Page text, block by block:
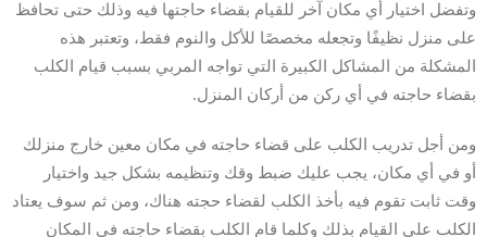
وتفضل اختيار أي مكان آخر للقيام بقضاء حاجتها فيه وذلك حتى تحافظ
على منزل نظيفًا وتجعله مخصصًا للأكل والنوم فقط، وتعتبر هذه
المشكلة من المشاكل الكبيرة التي تواجه المربي بسبب قيام الكلب
بقضاء حاجته في أي ركن من أركان المنزل.
ومن أجل تدريب الكلب على قضاء حاجته في مكان معين خارج منزلك
أو في أي مكان، يجب عليك ضبط وقك وتنظيمه بشكل جيد واختيار
وقت ثابت تقوم فيه بأخذ الكلب لقضاء حجته هناك، ومن ثم سوف يعتاد
الكلب على القيام بذلك وكلما قام الكلب بقضاء حاجته في المكان